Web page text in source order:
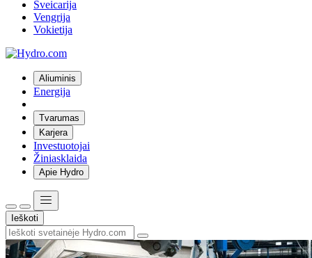
Šveicarija
Vengrija
Vokietija
Aliuminis
Energija
Tvarumas
Karjera
Investuotojai
Žiniasklaida
Apie Hydro
Ieškoti